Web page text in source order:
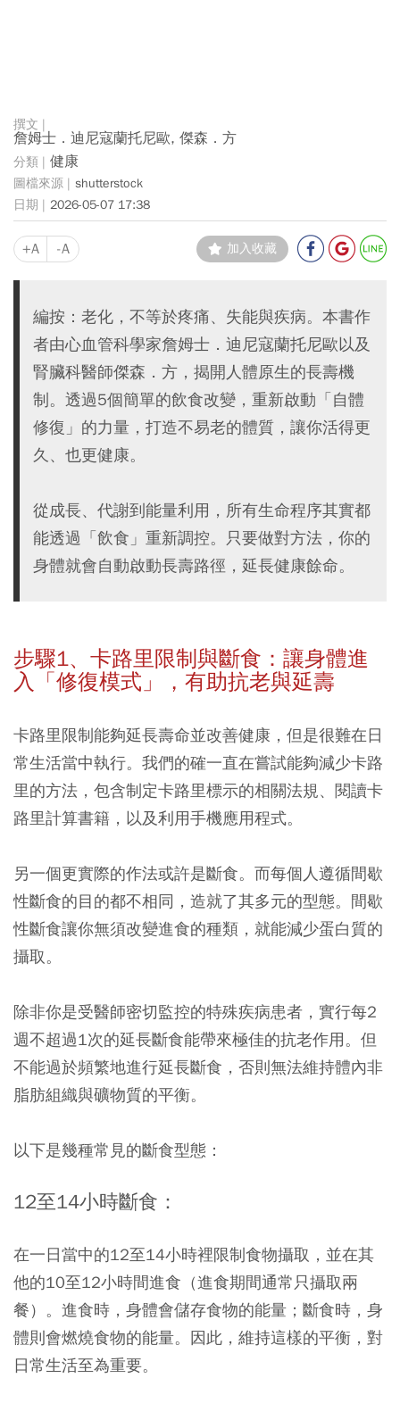
詹姆士．迪尼寇蘭托尼歐, 傑森．方
健康
shutterstock
2026-05-07 17:38
+A -A 加入收藏
編按：老化，不等於疼痛、失能與疾病。本書作
者由心血管科學家詹姆士．迪尼寇蘭托尼歐以及
腎臟科醫師傑森．方，揭開人體原生的長壽機
制。透過5個簡單的飲食改變，重新啟動「自體
修復」的力量，打造不易老的體質，讓你活得更
久、也更健康。
從成長、代謝到能量利用，所有生命程序其實都
能透過「飲食」重新調控。只要做對方法，你的
身體就會自動啟動長壽路徑，延長健康餘命。
步驟1、 卡路里限制與斷食：讓身體進
入「修復模式」，有助抗老與延壽
卡路里限制能夠延長壽命並改善健康 ，但是很難在日
常生活當中執行。我們的確一直在嘗試能夠減少卡路
里的方法，包含制定卡路里標示的相關法規、閱讀卡
路里計算書籍，以及利用手機應用程式。
另一個更實際的作法或許是斷食。而每個人遵循間歇
性斷食的目的都不相同，造就了其多元的型態。間歇
性斷食讓你無須改變進食的種類，就能減少蛋白質的
攝取。
除非你是受醫師密切監控的特殊疾病患者，實行每2
週不超過1次的延長斷食能帶來極佳的抗老作用。 但
不能過於頻繁地進行延長斷食，否則無法維持體內非
脂肪組織與礦物質的平衡。
以下是幾種常見的斷食型態：
12至14小時斷食：
在一日當中的12至14小時裡限制食物攝取，並在其
他的10至12小時間進食（進食期間通常只攝取兩
餐）。進食時，身體會儲存食物的能量；斷食時，身
體則會燃燒食物的能量。因此，維持這樣的平衡，對
日常生活至為重要。